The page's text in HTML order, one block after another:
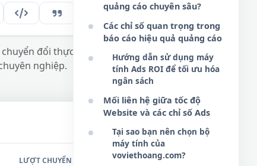
147
đổi thực
nghiệp.
LƯỢT CHUYỂN ĐỔI (CONV)
quảng cáo chuyên sâu?
Các chỉ số quan trọng trong
báo cáo hiệu quả quảng cáo
Hướng dẫn sử dụng máy
tính Ads ROI để tối ưu hóa
ngân sách
Mối liên hệ giữa tốc độ
Website và các chỉ số Ads
Tại sao bạn nên chọn bộ
máy tính của
voviethoang.com?